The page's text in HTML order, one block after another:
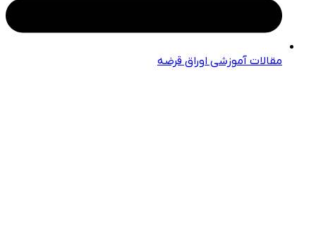
مقالات آموزشی اوراق قرضه